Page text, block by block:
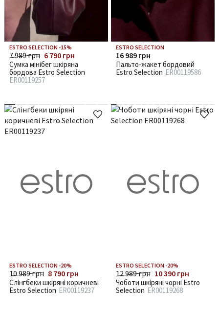
ESTRO SELECTION -15%
7 989 грн 6 790 грн
Сумка мінібег шкіряна
бордова Estro Selection
ER00119257
ESTRO SELECTION
16 989 грн
Пальто-жакет бордовий
Estro Selection ER00119586
ESTRO SELECTION -20%
10 989 грн 8 790 грн
Слінгбеки шкіряні коричневі
Estro Selection ER00119237
ESTRO SELECTION -20%
12 989 грн 10 390 грн
Чоботи шкіряні чорні Estro
Selection ER00119268